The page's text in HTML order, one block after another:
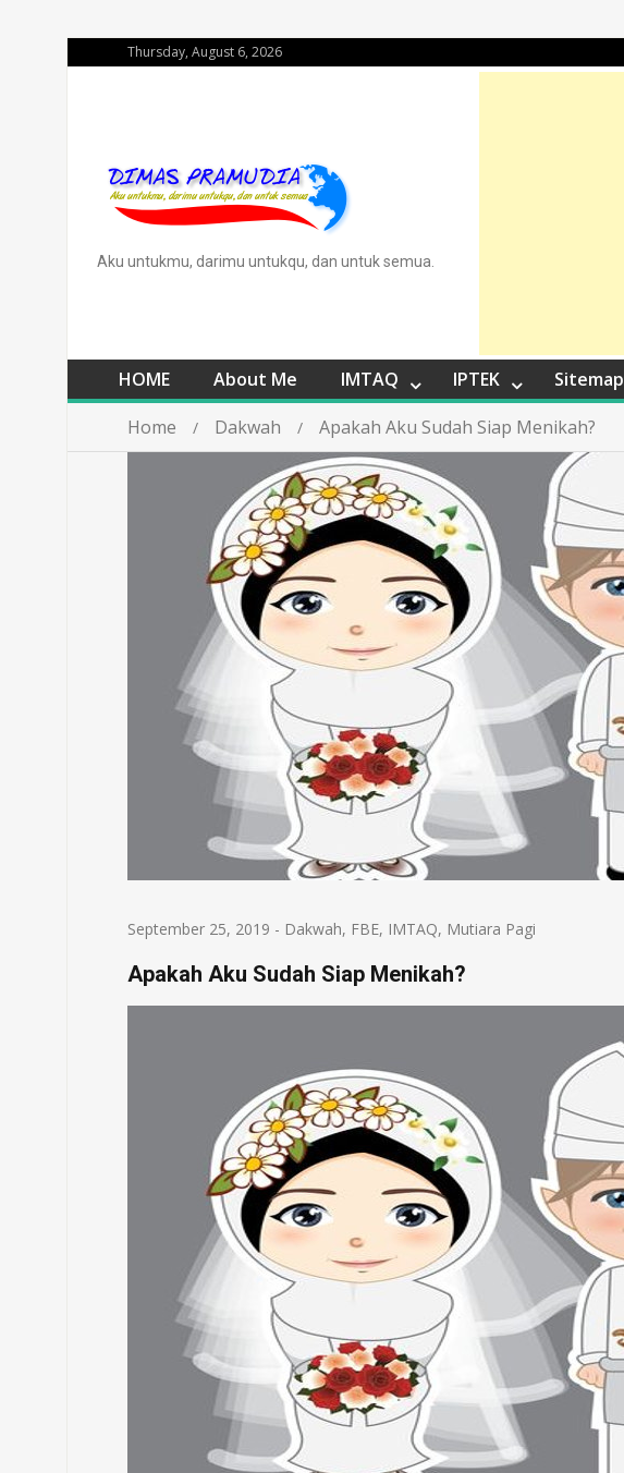
Thursday, August 6, 2026
Aku untukmu, darimu untukqu, dan untuk semua.
HOME About Me IMTAQ IPTEK
Sitemap
Home
Dakwah Apakah Aku Sudah Siap Menikah?
September 25, 2019 - Dakwah, FBE, IMTAQ, Mutiara Pagi
Apakah Aku Sudah Siap Menikah?